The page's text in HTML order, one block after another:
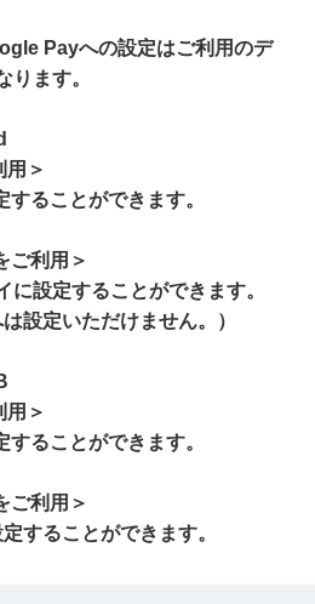
Payへの設定はご利用のデ
ります。
用＞
ることができます。
ご利用＞
に設定することができます。
設定いただけません。）
用＞
ることができます。
ご利用＞
することができます。